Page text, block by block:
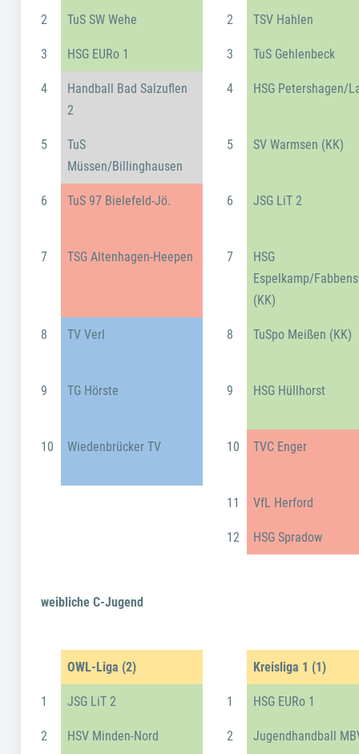
2 TuS SW Wehe 2 TSV Hahlen
3 HSG EURo 1 3 TuS Gehlenbeck
4
Handball Bad Salzuflen
2
4 HSG Petershagen/
5
TuS
Müssen/Billinghausen
5 SV Warmsen (KK)
6 TuS 97 Bielefeld-Jö. 6 JSG LiT 2
7 TSG Altenhagen-Heepen 7
HSG
Espelkamp/
(KK)
8 TV Verl 8 TuSpo Meißen (KK)
9 TG Hörste 9 HSG Hüllhorst
10 Wiedenbrücker TV 10 TVC Enger
11 VfL Herford
12 HSG Spradow
weibliche C-Jugend
OWL-Liga (2) Kreisliga 1 (1)
1 JSG LiT 2 1 HSG EURo 1
2 HSV Minden-Nord 2 Jugendhandball